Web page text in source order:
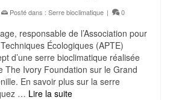
Posté dans : Serre bioclimatique | 0
responsable de l’Association pour
Écologiques (APTE)
d’une serre bioclimatique réalisée
The Ivory Foundation sur le Grand
En savoir plus sur la serre
… Lire la suite